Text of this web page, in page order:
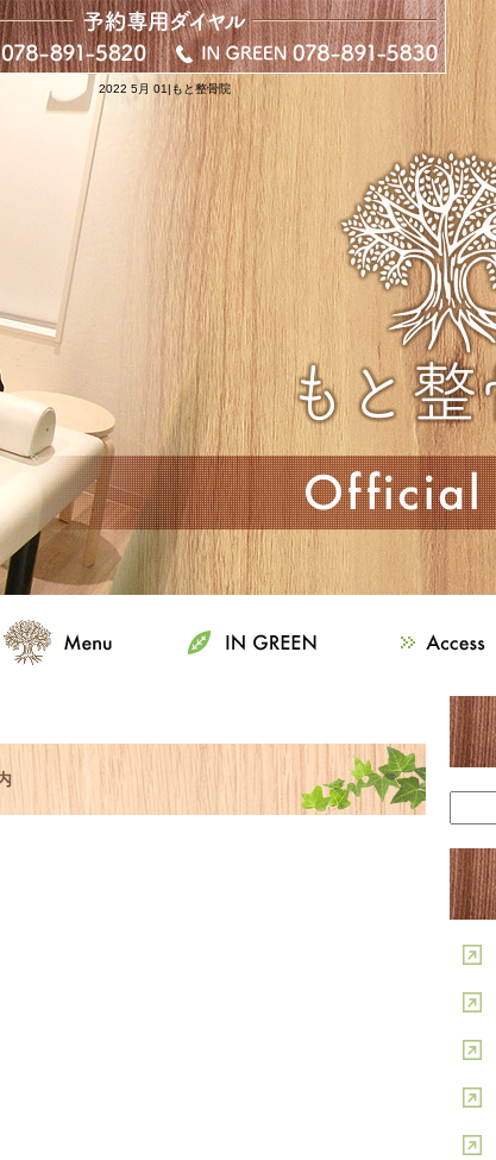
2022 5月 01|もと整骨院